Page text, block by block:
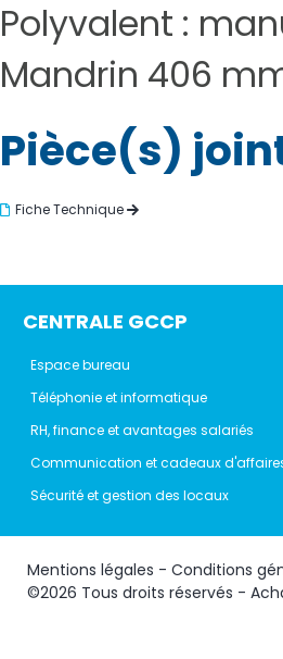
Polyvalent :
Mandrin 406
Pièce(s)
Fiche Technique
CENTRALE GCCP
Espace bureau
Téléphonie et informatique
RH, finance et avantages salariés
Communication et cadeaux
Sécurité et gestion des locaux
Mentions légales - Conditions
©2026 Tous droits réservés -